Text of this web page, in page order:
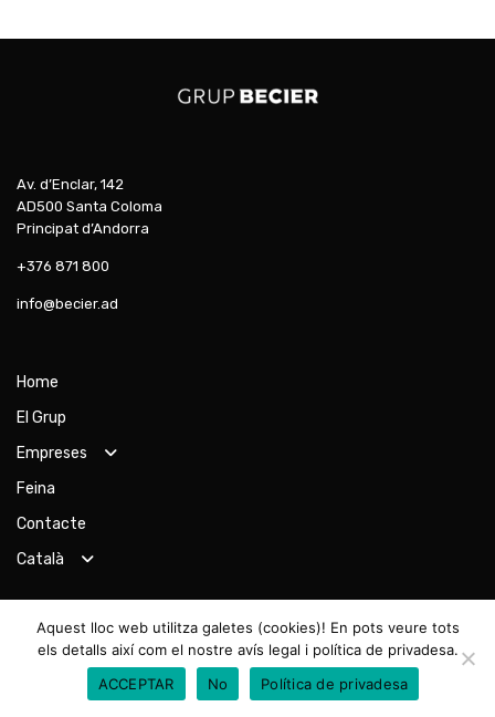
Av. d’Enclar, 142
AD500 Santa Coloma
Principat d’Andorra
+376 871 800
info@becier.ad
Home
El Grup
Empreses
Feina
Contacte
Català
Targeta Solred
Formulari V.O.
Sol·licitud Test Drive
Aquest lloc web utilitza galetes (cookies)! En pots veure tots
els detalls així com el nostre avís legal i política de privadesa.
ACCEPTAR
No Política de privadesa